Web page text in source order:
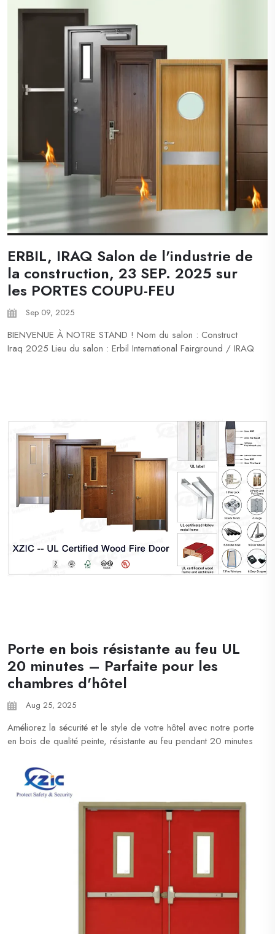
ERBIL, IRAQ Salon de l'industrie de
la construction, 23 SEP. 2025 sur
les PORTES COUPU-FEU
Sep 09, 2025
BIENVENUE À NOTRE STAND ! Nom du salon : Construct
Iraq 2025 Lieu du salon : Erbil International Fairground / IRAQ
Porte en bois résistante au feu UL
20 minutes – Parfaite pour les
chambres d'hôtel
Aug 25, 2025
Améliorez la sécurité et le style de votre hôtel avec notre porte
en bois de qualité peinte, résistante au feu pendant 20 minutes
d'établissements hôteliers exigeant la conformité aux
réglementations sans compromis sur l'esthétique. Pourquoi
choisir nos portes résistantes au feu pour hôtels ? Portes